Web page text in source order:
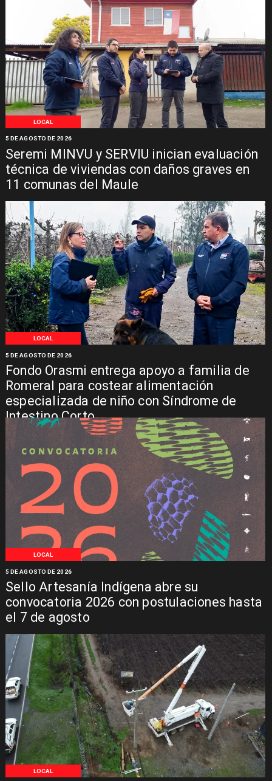
LOCAL
Seremi MINVU y SERVIU inician evaluación
técnica de viviendas con daños graves en
11 comunas del Maule
5 DE AGOSTO DE 2026
LOCAL
Fondo Orasmi entrega apoyo a familia de
Romeral para costear alimentación
especializada de niño con Síndrome de
Intestino Corto
5 DE AGOSTO DE 2026
LOCAL
Sello Artesanía Indígena abre su
convocatoria 2026 con postulaciones hasta
el 7 de agosto
5 DE AGOSTO DE 2026
LOCAL